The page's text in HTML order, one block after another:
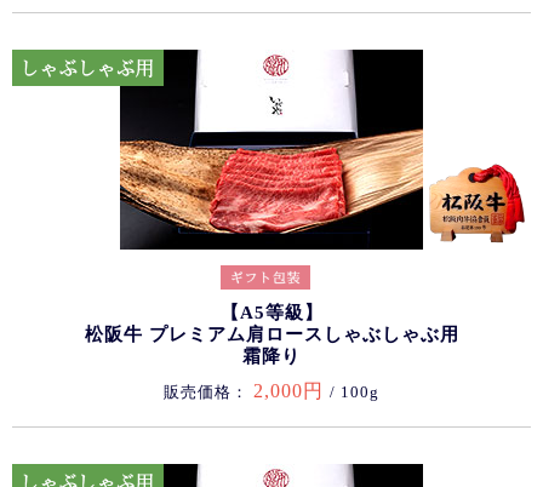
【A5等級】
松阪牛 プレミアム肩ロースしゃぶしゃぶ用
霜降り
販売価格： 2,000円 / 100g